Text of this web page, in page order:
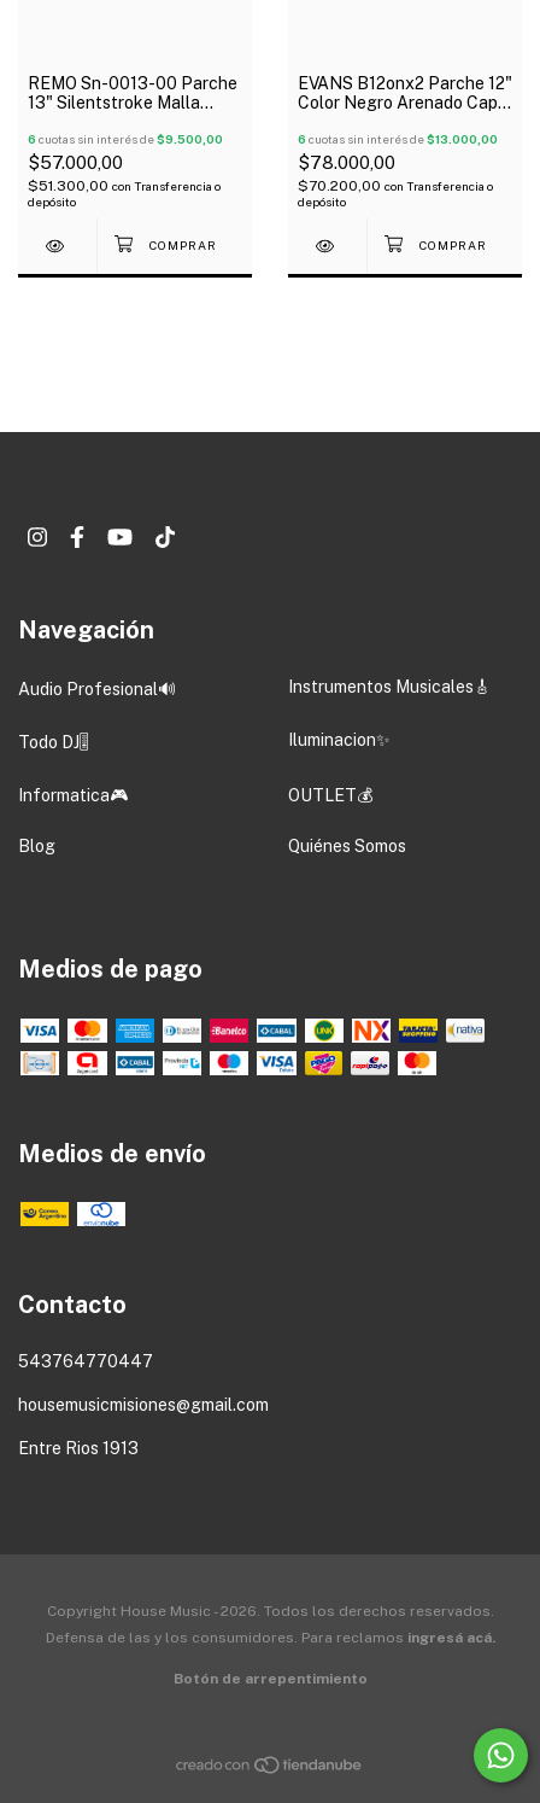
REMO Sn-0013-00 Parche
13" Silentstroke Malla
6 cuotas sin interés de$9.500,00
$57.000,00
$51.300,00 con Transferencia o
depósito
EVANS B12onx2 Parche 12"
Color Negro Arenado Capa
6 cuotas sin interés de$13.000,00
$78.000,00
$70.200,00 con Transferencia o
depósito
Navegación
Audio Profesional🔊 Instrumentos Musicales🎸
Todo DJ🎚️ Iluminacion✨
Informatica🎮 OUTLET💰
Blog Quiénes Somos
Medios de pago
Medios de envío
Contacto
543764770447
housemusicmisiones@gmail.com
Entre Rios 1913
Copyright House Music - 2026. Todos los derechos reservados.
Defensa de las y los consumidores. Para reclamos ingresá acá.
Botón de arrepentimiento